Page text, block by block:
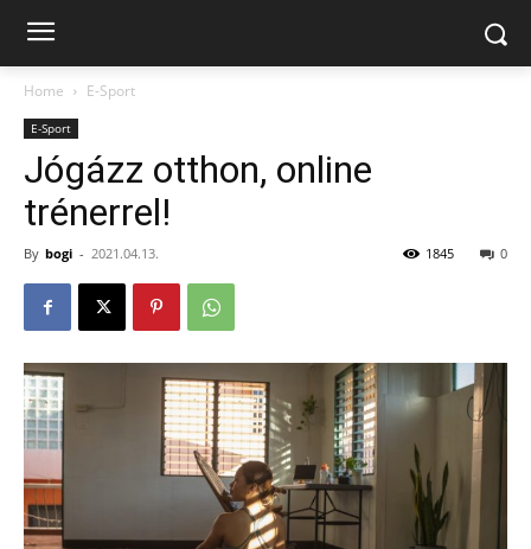
Home E-Sport
E-Sport
Jógázz otthon, online
trénerrel!
By bogi - 2021.04.13. 0
1845